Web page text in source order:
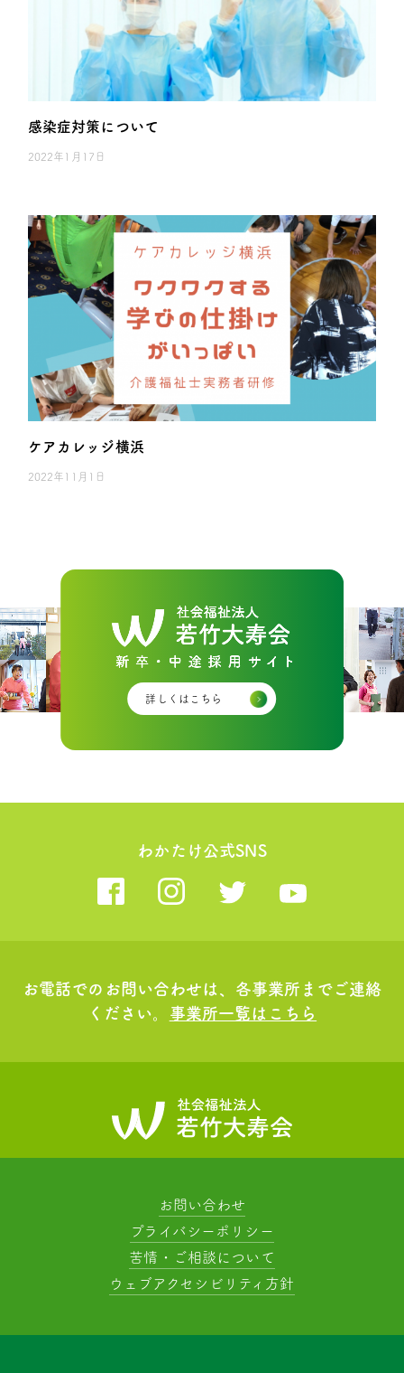
感染症対策について
2022年1月17日
ケアカレッジ横浜
2022年11月1日
詳しくはこちら
わかたけ公式SNS
お電話でのお問い合わせは、各事業所までご連絡
ください。 事業所一覧はこちら
お問い合わせ
プライバシーポリシー
苦情・ご相談について
ウェブアクセシビリティ方針